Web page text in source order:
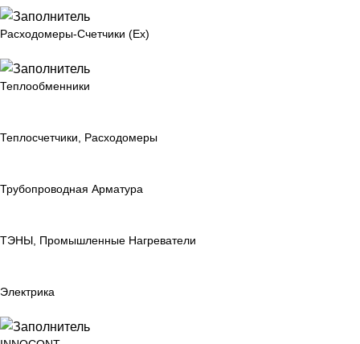
Расходомеры-Счетчики (Ex)
Теплообменники
Теплосчетчики, Расходомеры
Трубопроводная Арматура
ТЭНЫ, Промышленные Нагреватели
Электрика